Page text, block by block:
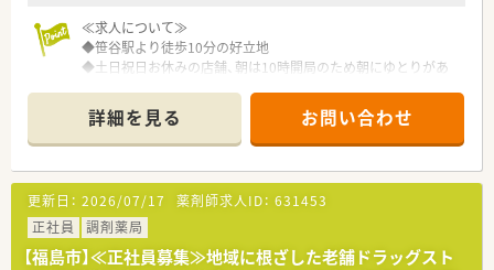
≪求人について≫
◆笹谷駅より徒歩10分の好立地
◆土日祝日お休みの店舗、朝は10時開局のため朝にゆとりがあ
◆エリア社員（自宅通勤コース）、ナショナル社員（転居を伴う異
動があるコース）から選択いただけます
【教育体制・キャリアアップについて】
◆1年目～20年目まで職能別・階層別の研修制度あり！
◆職能別研修では新卒1年目～5年目を対象としたスキルアップ
セミナーを実施
◆階層別研修では新人から一般レベル、副店長、管理者、店長、バ
イヤーと各階層ごとの研修を実施
詳細を見る お問い合わせ
更新日： 2026/07/17 薬剤師求人ID： 631453
正社員
調剤薬局
【福島市】≪正社員募集≫地域に根ざした老舗ドラッグスト